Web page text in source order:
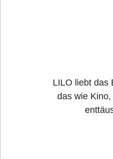
LILO liebt das
das wie